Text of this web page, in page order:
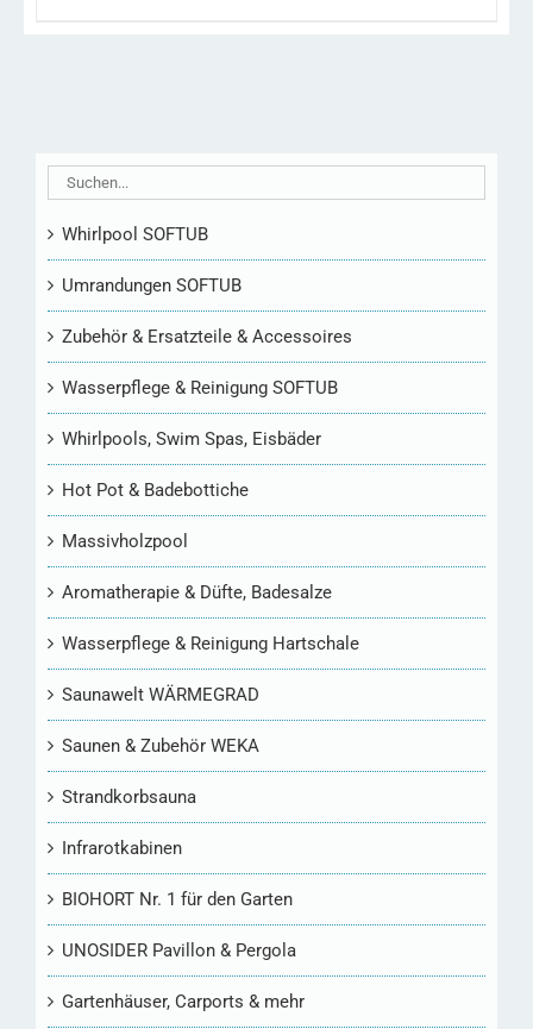
Whirlpool SOFTUB
Umrandungen SOFTUB
Zubehör & Ersatzteile & Accessoires
Wasserpflege & Reinigung SOFTUB
Whirlpools, Swim Spas, Eisbäder
Hot Pot & Badebottiche
Massivholzpool
Aromatherapie & Düfte, Badesalze
Wasserpflege & Reinigung Hartschale
Saunawelt WÄRMEGRAD
Saunen & Zubehör WEKA
Strandkorbsauna
Infrarotkabinen
BIOHORT Nr. 1 für den Garten
UNOSIDER Pavillon & Pergola
Gartenhäuser, Carports & mehr